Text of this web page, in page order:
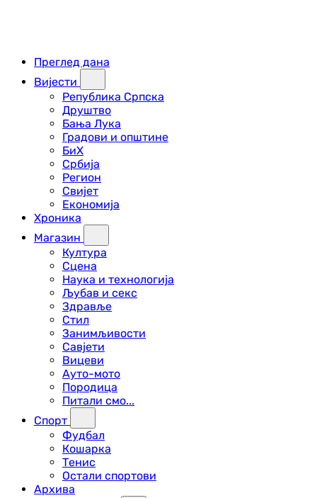
Преглед дана
Вијести
Република Српска
Друштво
Бања Лука
Градови и општине
БиХ
Србија
Регион
Свијет
Економија
Хроника
Магазин
Култура
Сцена
Наука и технологија
Љубав и секс
Здравље
Стил
Занимљивости
Савјети
Вицеви
Ауто-мото
Породица
Питали смо...
Спорт
Фудбал
Кошарка
Тенис
Остали спортови
Архива